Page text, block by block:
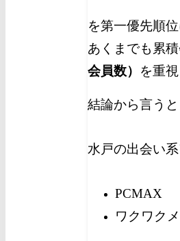
を第一優先順
あくまでも累
会員数） を重
結論から言うと
水戸の出会い
PCMAX
ワクワク